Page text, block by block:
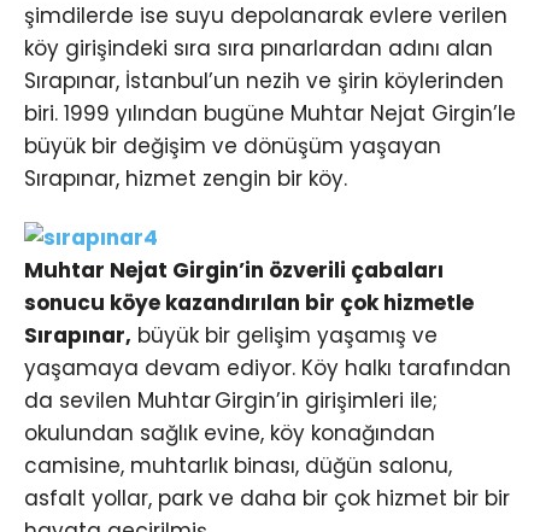
şimdilerde ise suyu depolanarak evlere verilen
köy girişindeki sıra sıra pınarlardan adını alan
Sırapınar, İstanbul’un nezih ve şirin köylerinden
biri. 1999 yılından bugüne Muhtar Nejat Girgin’le
büyük bir değişim ve dönüşüm yaşayan
Sırapınar, hizmet zengin bir köy.
Muhtar Nejat Girgin’in özverili çabaları
sonucu köye kazandırılan bir çok hizmetle
Sırapınar, büyük bir gelişim yaşamış ve
yaşamaya devam ediyor. Köy halkı tarafından
da sevilen Muhtar Girgin’in girişimleri ile;
okulundan sağlık evine, köy konağından
camisine, muhtarlık binası, düğün salonu,
asfalt yollar, park ve daha bir çok hizmet bir bir